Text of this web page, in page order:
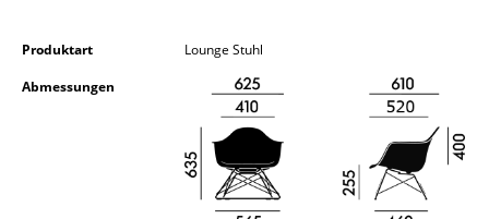
Schreibtischleuchten
Stehleuchten & Leseleuchten
Produktart
Lounge Stuhl
Abmessungen